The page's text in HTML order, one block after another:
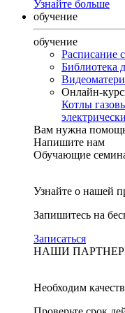
Узнайте больше
обучение
обучение
Расписание
Библиотека
Онлайн-
Котлы
Вам нужна
Напишите нам
Обучающие
Узнайте о нашей
Запишитесь на
Записаться
НАШИ
Необходим